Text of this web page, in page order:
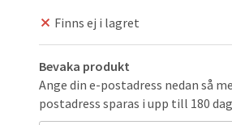
Finns ej i lagret
Bevaka produkt
Ange din e-postadress nedan så
postadress sparas i upp till 180